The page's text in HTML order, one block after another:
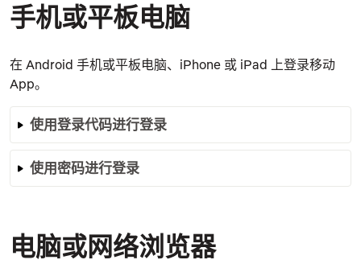
手机或平板电脑
在 Android 手机或平板电脑、iPhone 或 iPad 上登录移动
App。
使用登录代码进行登录
使用密码进行登录
电脑或网络浏览器